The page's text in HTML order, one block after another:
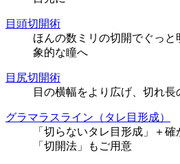
目頭切開術
ほんの数ミリの切開でぐっ
象的な瞳へ
目尻切開術
目の横幅をより広げ、切れ長
グラマラスライン（タレ目形成）
「切らないタレ目形成」＋
「切開法」もご用意